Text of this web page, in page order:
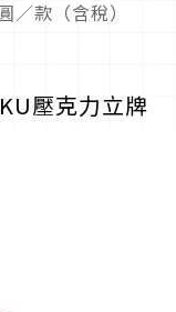
款（含稅）
壓克力立牌